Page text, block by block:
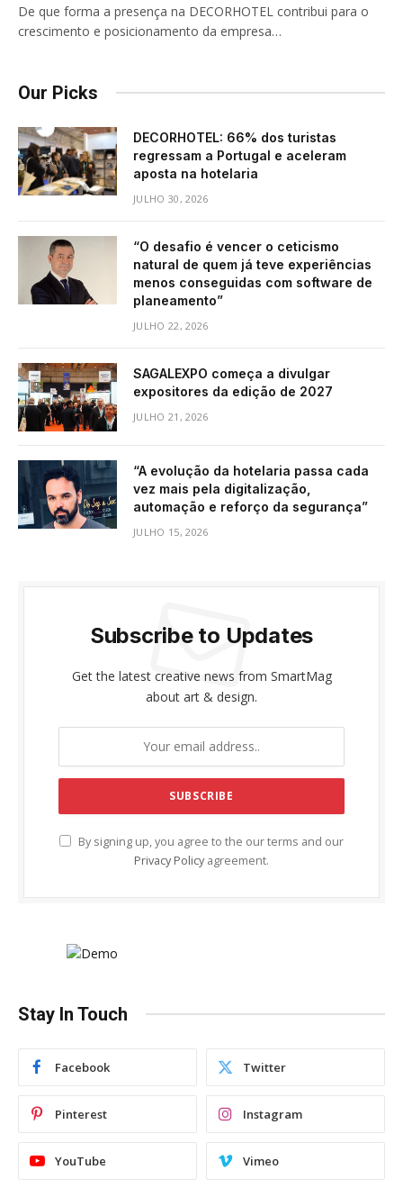
De que forma a presença na DECORHOTEL contribui para o
crescimento e posicionamento da empresa…
Our Picks
DECORHOTEL: 66% dos turistas
regressam a Portugal e aceleram
aposta na hotelaria
JULHO 30, 2026
“O desafio é vencer o ceticismo
natural de quem já teve experiências
menos conseguidas com software de
planeamento”
JULHO 22, 2026
SAGALEXPO começa a divulgar
expositores da edição de 2027
JULHO 21, 2026
“A evolução da hotelaria passa cada
vez mais pela digitalização,
automação e reforço da segurança”
JULHO 15, 2026
Subscribe to Updates
Get the latest creative news from SmartMag
about art & design.
By signing up, you agree to the our terms and our
Privacy Policy agreement.
Stay In Touch
Facebook Twitter
Pinterest Instagram
YouTube Vimeo